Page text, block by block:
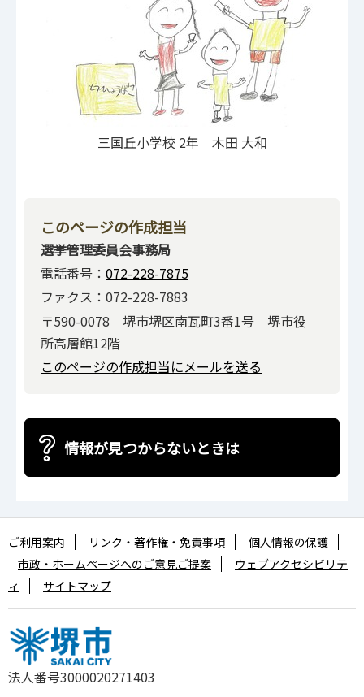
三国丘小学校 2年 木田 大和
このページの作成担当
選挙管理委員会事務局
電話番号： 072-228-7875
ファクス：072-228-7883
〒590-0078 堺市堺区南瓦町3番1号 堺市役
所高層館12階
このページの作成担当にメールを送る
情報が見つからないときは
法人番号3000020271403
ご利用案内 リンク・著作権・免責事項
個人情報の保護
市政・ホームページへのご意見ご提案
ウェブアクセシビリテ
ィ
サイトマップ